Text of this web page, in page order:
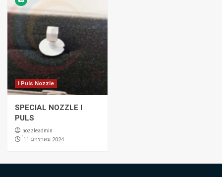
I Puls Nozzle
SPECIAL NOZZLE I
PULS
nozzleadmin
่11 มกราคม 2024